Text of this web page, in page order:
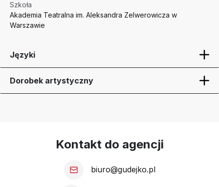
Szkoła
Akademia Teatralna im. Aleksandra Zelwerowicza w
Warszawie
Języki
Dorobek artystyczny
Kontakt do agencji
biuro@gudejko.pl